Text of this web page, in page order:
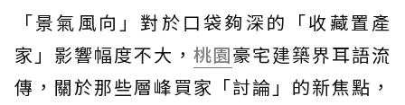
「景氣風向」對於口袋夠深的「收藏置產
家」影響幅度不大， 桃園豪宅建築界耳語流
傳，關於那些層峰買家「討論」的新焦點，